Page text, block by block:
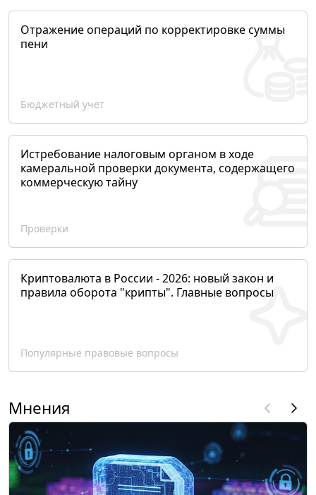
Отражение операций по корректировке суммы
пени
Бюджетный учет
Истребование налоговым органом в ходе
камеральной проверки документа, содержащего
коммерческую тайну
Проверки
Криптовалюта в России - 2026: новый закон и
правила оборота "крипты". Главные вопросы
Популярные правовые вопросы
Мнения